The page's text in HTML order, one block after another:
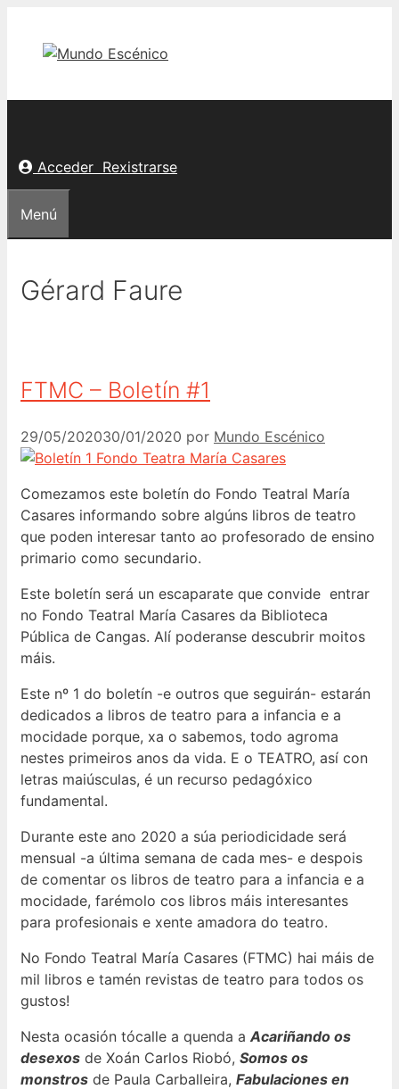
contido
Acceder Rexistrarse
Menú
Gérard Faure
FTMC – Boletín #1
29/05/202030/01/2020 por Mundo Escénico
Comezamos este boletín do Fondo Teatral María
Casares informando sobre algúns libros de teatro
que poden interesar tanto ao profesorado de ensino
primario como secundario.
Este boletín será un escaparate que convide entrar
no Fondo Teatral María Casares da Biblioteca
Pública de Cangas. Alí poderanse descubrir moitos
máis.
Este nº 1 do boletín -e outros que seguirán- estarán
dedicados a libros de teatro para a infancia e a
mocidade porque, xa o sabemos, todo agroma
nestes primeiros anos da vida. E o TEATRO, así con
letras maiúsculas, é un recurso pedagóxico
fundamental.
Durante este ano 2020 a súa periodicidade será
mensual -a última semana de cada mes- e despois
de comentar os libros de teatro para a infancia e a
mocidade, farémolo cos libros máis interesantes
para profesionais e xente amadora do teatro.
No Fondo Teatral María Casares (FTMC) hai máis de
mil libros e tamén revistas de teatro para todos os
gustos!
Nesta ocasión tócalle a quenda a Acariñando os
desexos de Xoán Carlos Riobó, Somos os
monstros de Paula Carballeira, Fabulaciones en